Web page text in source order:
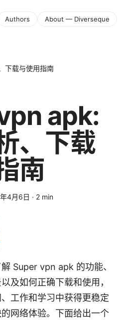
Authors About — Diverseque
下载与使用指南
apk:
、下载
南
4月6日 · 2 min
Super vpn apk 的功能、
及如何正确下载和使用，
工作和学习中获得更稳定
网络体验。下面给出一个